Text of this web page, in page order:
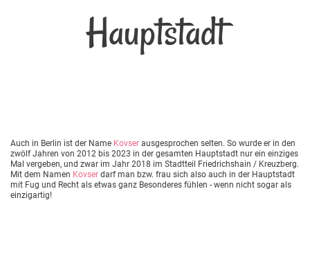
Hauptstadt
Auch in Berlin ist der Name Kovser ausgesprochen selten. So wurde er in den
zwölf Jahren von 2012 bis 2023 in der gesamten Hauptstadt nur ein einziges
Mal vergeben, und zwar im Jahr 2018 im Stadtteil Friedrichshain / Kreuzberg.
Mit dem Namen Kovser darf man bzw. frau sich also auch in der Hauptstadt
mit Fug und Recht als etwas ganz Besonderes fühlen - wenn nicht sogar als
einzigartig!